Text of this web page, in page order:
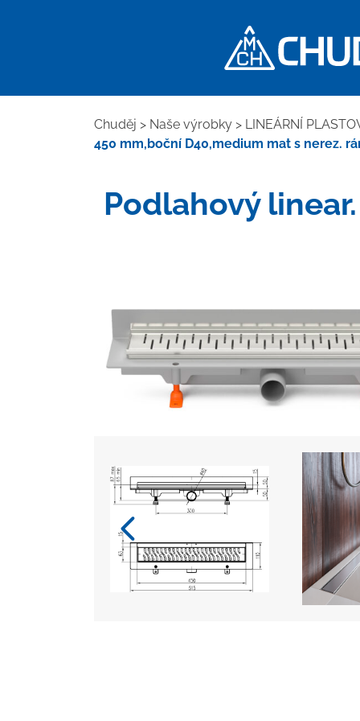
Chuděj > Naše výrobky > LINEÁRNÍ
450 mm,boční D40,medium mat s nerez.
Podlahový